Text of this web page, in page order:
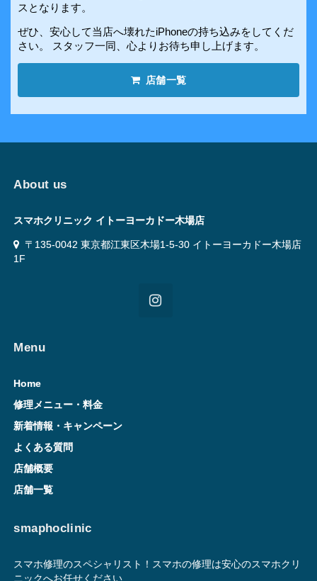
スとなります。
ぜひ、安心して当店へ壊れたiPhoneの持ち込みをしてくだ
さい。 スタッフ一同、心よりお待ち申し上げます。
店舗一覧
About us
スマホクリニック イトーヨーカドー木場店
〒135-0042 東京都江東区木場1-5-30 イトーヨーカドー木場店
1F
Menu
Home
修理メニュー・料金
新着情報・キャンペーン
よくある質問
店舗概要
店舗一覧
smaphoclinic
スマホ修理のスペシャリスト！スマホの修理は安心のスマホクリ
ニックへお任せください